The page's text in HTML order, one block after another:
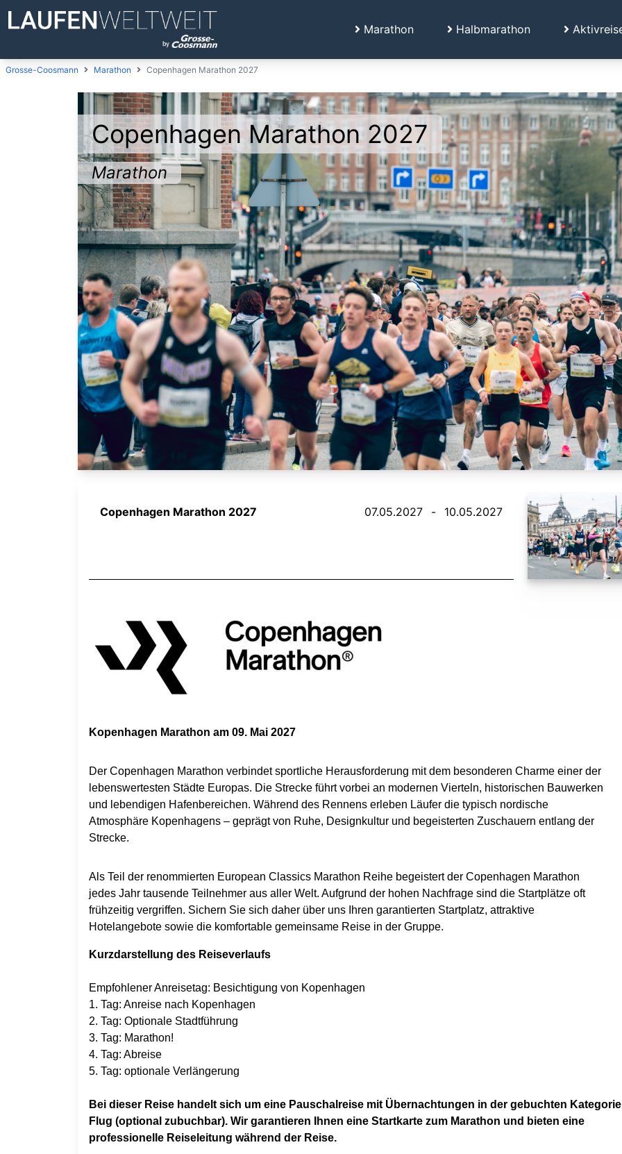
Marathon Halbmarathon
Grosse-Coosmann Marathon Copenhagen Marathon 2027
Copenhagen Marathon 2027
Marathon
Copenhagen Marathon 2027 07.05.2027 - 10.05.2027
Kopenhagen Marathon am 09. Mai 2027
Der Copenhagen Marathon verbindet sportliche Herausforderung mit dem besonderen Charme einer der
lebenswertesten Städte Europas. Die Strecke führt vorbei an modernen Vierteln, historischen Bauwerken
und lebendigen Hafenbereichen. Während des Rennens erleben Läufer die typisch nordische
Atmosphäre Kopenhagens – geprägt von Ruhe, Designkultur und begeisterten Zuschauern entlang der
Strecke.
Als Teil der renommierten European Classics Marathon Reihe begeistert der Copenhagen Marathon
jedes Jahr tausende Teilnehmer aus aller Welt. Aufgrund der hohen Nachfrage sind die Startplätze oft
frühzeitig vergriffen. Sichern Sie sich daher über uns Ihren garantierten Startplatz, attraktive
Hotelangebote sowie die komfortable gemeinsame Reise in der Gruppe.
Kurzdarstellung des Reiseverlaufs
Empfohlener Anreisetag: Besichtigung von Kopenhagen
1. Tag: Anreise nach Kopenhagen
2. Tag: Optionale Stadtführung
3. Tag: Marathon!
4. Tag: Abreise
5. Tag: optionale Verlängerung
Bei dieser Reise handelt sich um eine Pauschalreise mit Übernachtungen in der gebuchten
Flug (optional zubuchbar). Wir garantieren Ihnen eine Startkarte zum Marathon und bieten eine
professionelle Reiseleitung während der Reise.